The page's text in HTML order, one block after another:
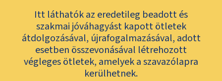
Itt láthatók az eredetileg beadott és
szakmai jóváhagyást kapott ötletek
átdolgozásával, újrafogalmazásával, adott
esetben összevonásával létrehozott
végleges ötletek, amelyek a szavazólapra
kerülhetnek.